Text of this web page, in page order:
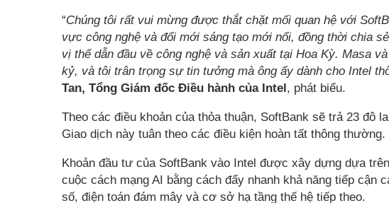
“Chúng tôi rất vui mừng được thắt chặt mối quan hệ với
vực công nghệ và đổi mới sáng tạo mới nổi, đồng thời chia
vị thế dẫn đầu về công nghệ và sản xuất tại Hoa Kỳ. Masa
kỷ, và tôi trân trọng sự tin tưởng mà ông ấy dành cho Intel
Tan, Tổng Giám đốc Điều hành của Intel, phát biểu.
Theo các điều khoản của thỏa thuận, SoftBank sẽ trả 23 đô
Giao dịch này tuân theo các điều kiện hoàn tất thông thường.
Khoản đầu tư của SoftBank vào Intel được xây dựng dựa
cuộc cách mạng AI bằng cách đẩy nhanh khả năng tiếp cận
số, điện toán đám mây và cơ sở hạ tầng thế hệ tiếp theo.